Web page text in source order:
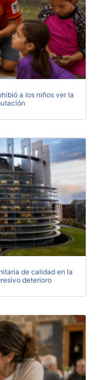
a los niños ver la
de calidad en la
deterioro